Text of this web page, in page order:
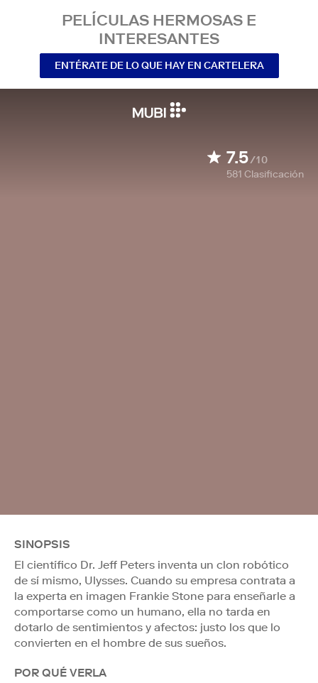
PELÍCULAS HERMOSAS E
INTERESANTES
ENTÉRATE DE LO QUE HAY EN CARTELERA
7.5/10
581 Clasificación
SINOPSIS
El científico Dr. Jeff Peters inventa un clon robótico
de sí mismo, Ulysses. Cuando su empresa contrata a
la experta en imagen Frankie Stone para enseñarle a
comportarse como un humano, ella no tarda en
dotarlo de sentimientos y afectos: justo los que lo
convierten en el hombre de sus sueños.
POR QUÉ VERLA